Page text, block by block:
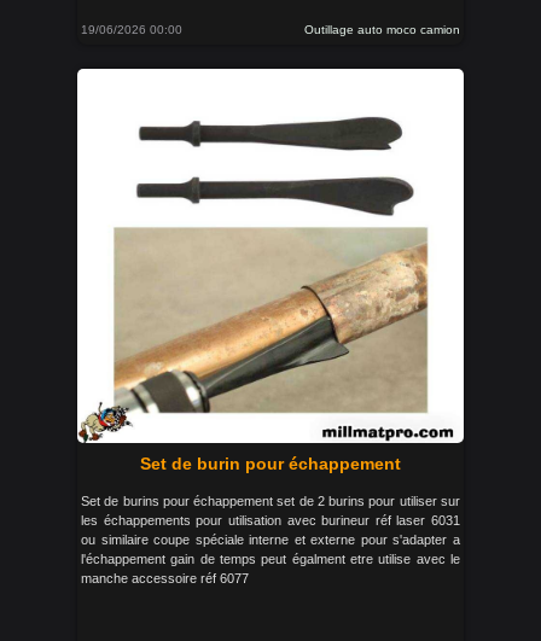
19/06/2026 00:00 Outillage auto moco camion
Set de burin pour échappement
Set de burins pour échappement set de 2 burins pour utiliser sur
les échappements pour utilisation avec burineur réf laser 6031
ou similaire coupe spéciale interne et externe pour s'adapter a
l'échappement gain de temps peut égalment etre utilise avec le
manche accessoire réf 6077